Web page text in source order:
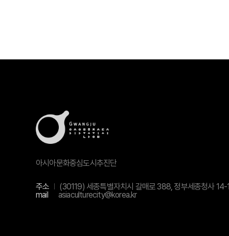
아시아문화중심도시추진단
주소 (30119) 세종특별자치시 갈매로 388, 정부세종청사
mail
asiaculturecity@korea.kr